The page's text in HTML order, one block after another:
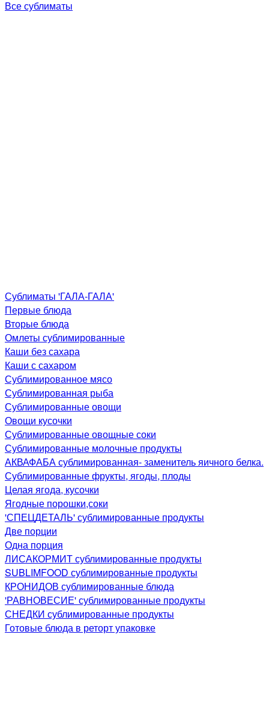
Все сублиматы
Сублиматы 'ГАЛА-ГАЛА'
Первые блюда
Вторые блюда
Омлеты сублимированные
Каши без сахара
Каши с сахаром
Сублимированное мясо
Сублимированная рыба
Сублимированные овощи
Овощи кусочки
Сублимированные овощные соки
Сублимированные молочные продукты
АКВАФАБА сублимированная- заменитель яичного белка.
Сублимированные фрукты, ягоды, плоды
Целая ягода, кусочки
Ягодные порошки,соки
'СПЕЦДЕТАЛЬ' сублимированные продукты
Две порции
Одна порция
ЛИСАКОРМИТ сублимированные продукты
SUBLIMFOOD сублимированные продукты
КРОНИДОВ сублимированные блюда
'РАВНОВЕСИЕ' сублимированные продукты
СНЕДКИ сублимированные продукты
Готовые блюда в реторт упаковке